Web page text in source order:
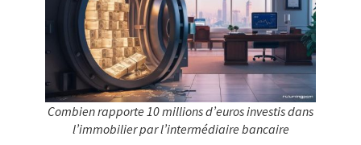
Combien rapporte 10 millions d’euros investis dans
l’immobilier par l’intermédiaire bancaire